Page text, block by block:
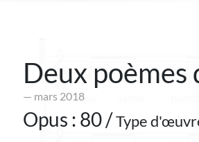
Deux poèmes
— mars 2018
Opus : 80 /Type